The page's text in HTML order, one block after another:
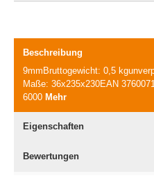
Beschreibung
9mmBruttogewicht: 0,5
Maße: 36x235x230EAN
6000 Mehr
Eigenschaften
Bewertungen